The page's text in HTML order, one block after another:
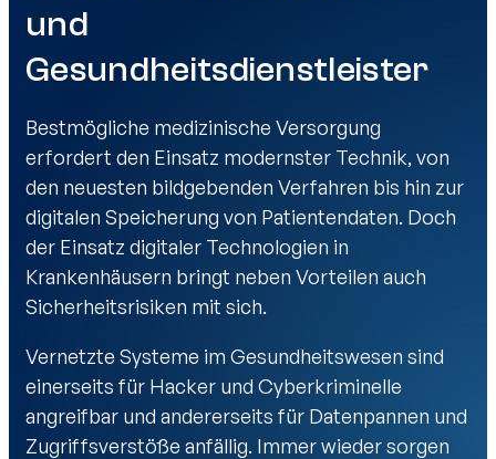
und
Gesundheitsdienstleister
Bestmögliche medizinische Versorgung
erfordert den Einsatz modernster Technik, von
den neuesten bildgebenden Verfahren bis hin zur
digitalen Speicherung von Patientendaten. Doch
der Einsatz digitaler Technologien in
Krankenhäusern bringt neben Vorteilen auch
Sicherheitsrisiken mit sich.
Vernetzte Systeme im Gesundheitswesen sind
einerseits für Hacker und Cyberkriminelle
angreifbar und andererseits für Datenpannen und
Zugriffsverstöße anfällig. Immer wieder sorgen